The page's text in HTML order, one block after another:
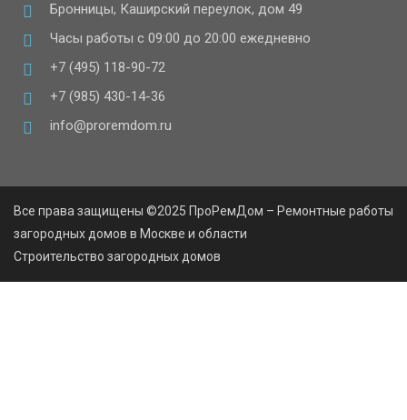
Бронницы, Каширский переулок, дом 49
Часы работы с 09:00 до 20:00 ежедневно
+7 (495) 118-90-72
+7 (985) 430-14-36
info@proremdom.ru
Все права защищены ©2025 ПроРемДом – Ремонтные работы
загородных домов в Москве и области
Строительство загородных домов